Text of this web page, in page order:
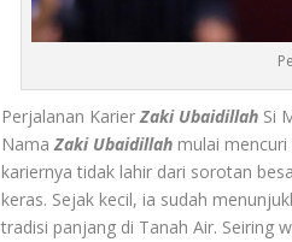
Perjalanan KarierZaki Ubaidillah Si
NamaZaki Ubaidillah mulai
kariernya tidak lahir dari sorotan
keras. Sejak kecil, ia sudah
tradisi panjang di Tanah Air. Seiring